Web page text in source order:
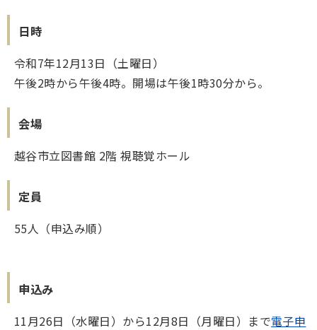
日時
令和7年12月13日（土曜日）
午後2時から午後4時。開場は午後1時30分から。
会場
越谷市立図書館 2階 視聴覚ホール
定員
55人（申込み順）
申込み
11月26日（水曜日）から12月8日（月曜日）まで電子申